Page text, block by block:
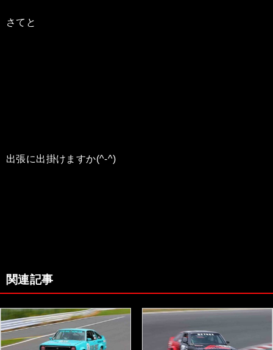
さてと
出張に出掛けますか(^-^)
関連記事